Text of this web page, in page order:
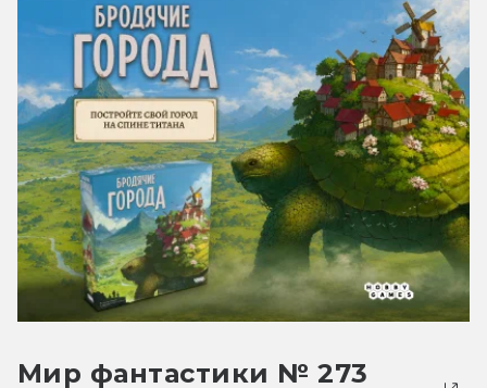
Мир фантастики № 273